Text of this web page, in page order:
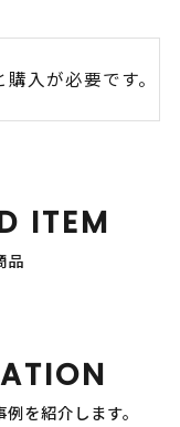
購入が必要です。
ITEM
品
を紹介します。